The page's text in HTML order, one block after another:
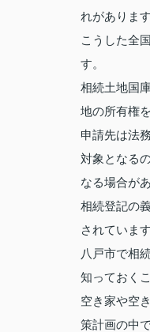
れがあります
こうした全
す。
相続土地国
地の所有権
申請先は法
対象となる
なる場合が
相続登記の
されています
八戸市で相
知っておく
空き家や空
策計画の中